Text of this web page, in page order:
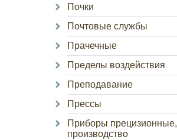
Почки
Почтовые службы
Прачечные
Пределы воздействия
Преподавание
Прессы
Приборы прецизионные,
производство